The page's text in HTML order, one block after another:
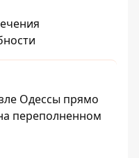
Одессы прямо
переполненном